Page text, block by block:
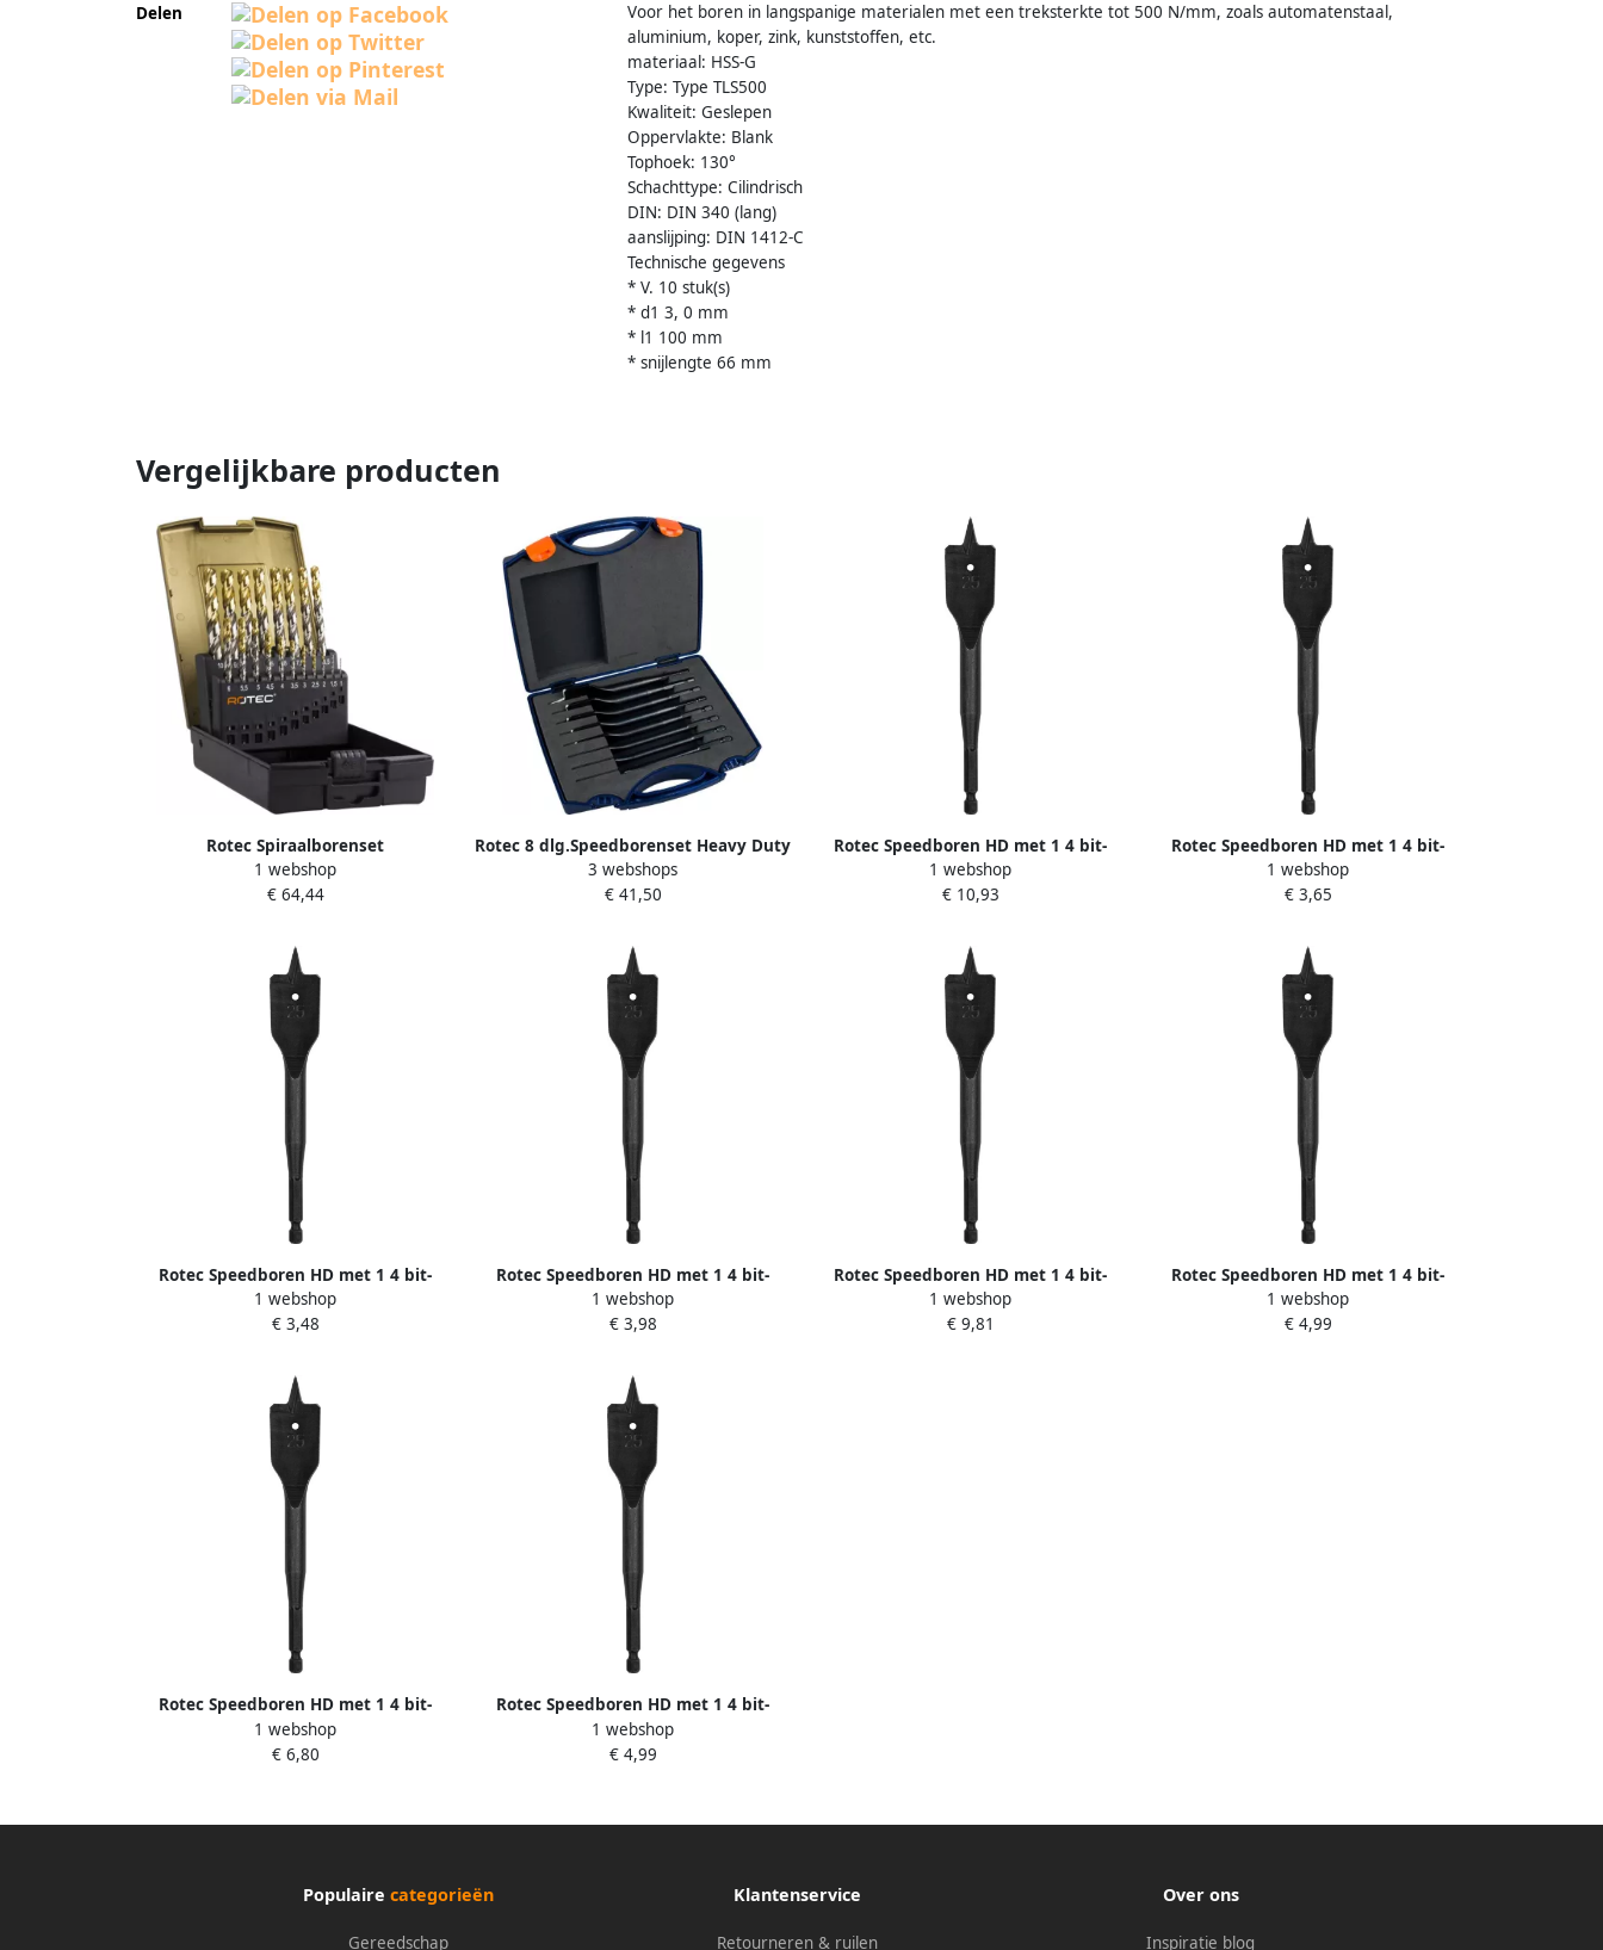
Voor het boren in langspanige materialen met een treksterkte tot 500 N/mm, zoals automatenstaal,
aluminium, koper, zink, kunststoffen, etc.
materiaal: HSS-G
Type: Type TLS500
Kwaliteit: Geslepen
Oppervlakte: Blank
Tophoek: 130°
Schachttype: Cilindrisch
DIN: DIN 340 (lang)
aanslijping: DIN 1412-C
Technische gegevens
* V. 10 stuk(s)
* d1 3, 0 mm
* l1 100 mm
* snijlengte 66 mm
Delen
Vergelijkbare producten
Rotec Spiraalborenset
&apos;102T&apos; DIN338 HD-S TiN 19-
dlg ø1-10 ABS 900.0022T
1 webshop
€ 64,44
Rotec 8 dlg.Speedborenset Heavy Duty
12-14-16-18-20-22-25 en 32 in
kunststofk. 900.1021K
3 webshops
€ 41,50
Rotec Speedboren HD met 1 4 bit-
aansluiting 38 0x157 mm 2333800
1 webshop
€ 10,93
Rotec Speedboren HD met 1 4 bit-
aansluiting 6 0x157 mm 2330600
1 webshop
€ 3,65
Rotec Speedboren HD met 1 4 bit-
aansluiting 8 0x157 mm 2330800
1 webshop
€ 3,48
Rotec Speedboren HD met 1 4 bit-
aansluiting 12 0x157 mm 2331200
1 webshop
€ 3,98
Rotec Speedboren HD met 1 4 bit-
aansluiting 35 0x157 mm 2333500
1 webshop
€ 9,81
Rotec Speedboren HD met 1 4 bit-
aansluiting 20 0x157 mm 2332000
233.2000
1 webshop
€ 4,99
Rotec Speedboren HD met 1 4 bit-
aansluiting 26 0x157 mm 2332600
1 webshop
€ 6,80
Rotec Speedboren HD met 1 4 bit-
aansluiting 19 0x157 mm 2331900
1 webshop
€ 4,99
Populaire categorieën
Gereedschap
Klantenservice
Retourneren & ruilen
Over ons
Inspiratie blog